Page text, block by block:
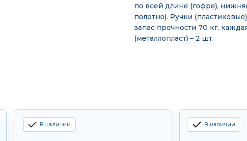
по всей длине (гофре),
полотно). Ручки
запас прочности 70 кг.
(металлопласт) – 2 шт.
В наличии В наличии